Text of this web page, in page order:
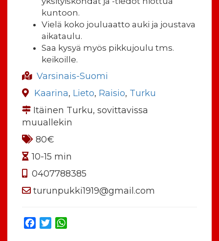
kuntoon.
Vielä koko jouluaatto auki ja joustava
aikataulu.
Saa kysyä myös pikkujoulu tms.
keikoille.
Varsinais-Suomi
Kaarina, Lieto, Raisio, Turku
Itäinen Turku, sovittavissa
muuallekin
80€
10-15 min
0407788385
turunpukki1919@gmail.com
Facebook
Twitter